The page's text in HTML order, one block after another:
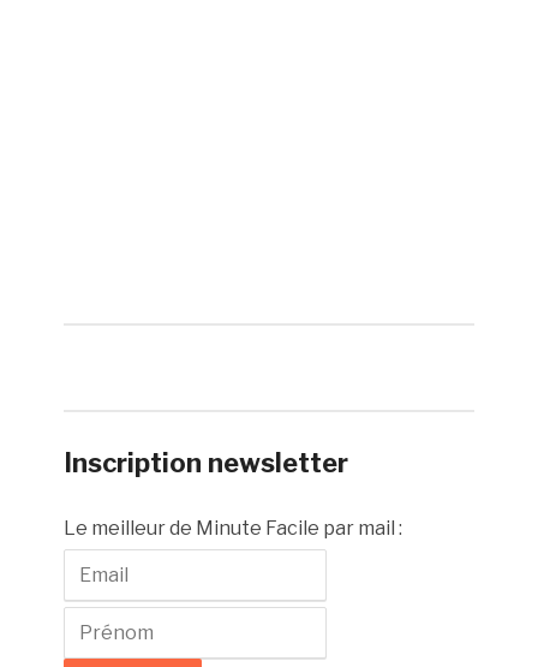
Inscription newsletter
Le meilleur de Minute Facile par mail :